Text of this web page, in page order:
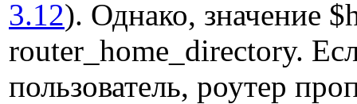
3.12). Однако, значение
router_home_directory.
пользователь, роутер